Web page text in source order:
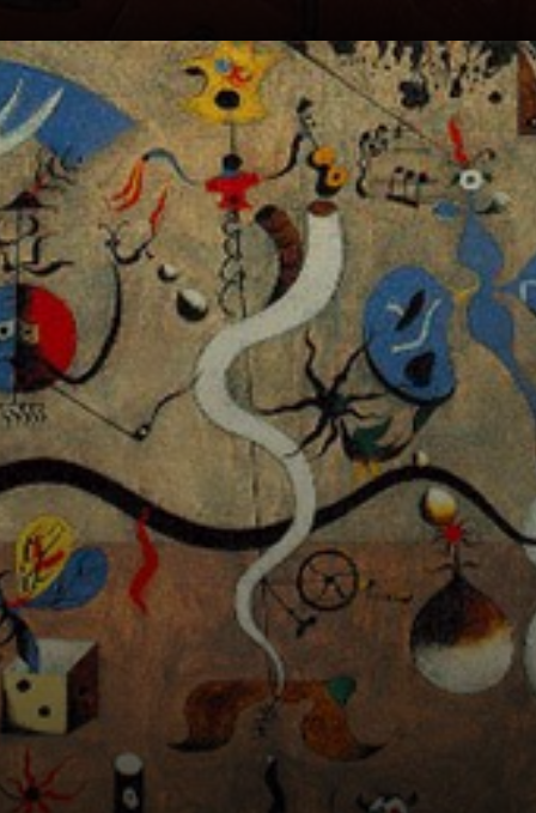
Timide et
introverti, Miró
abandonne la
peinture après
ses études, mais
un typhus et une
dépression le font
revenir à la
propriété
paternelle à